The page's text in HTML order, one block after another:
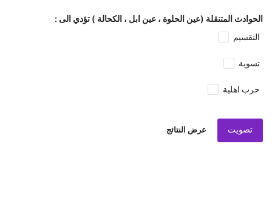
الحوادث المتنقلة (عين الحلوة ، عين ابل ، الكحالة ) تؤدي الى :
التقسيم
تسوية
حرب اهلية
تصويت عرض النتائج